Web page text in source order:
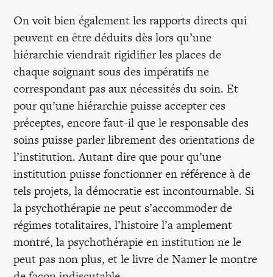
On voit bien également les rapports directs qui
peuvent en être déduits dès lors qu’une
hiérarchie viendrait rigidifier les places de
chaque soignant sous des impératifs ne
correspondant pas aux nécessités du soin. Et
pour qu’une hiérarchie puisse accepter ces
préceptes, encore faut-il que le responsable des
soins puisse parler librement des orientations de
l’institution. Autant dire que pour qu’une
institution puisse fonctionner en référence à de
tels projets, la démocratie est incontournable. Si
la psychothérapie ne peut s’accommoder de
régimes totalitaires, l’histoire l’a amplement
montré, la psychothérapie en institution ne le
peut pas non plus, et le livre de Namer le montre